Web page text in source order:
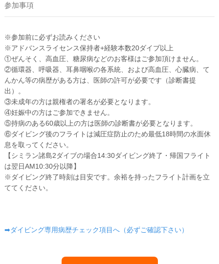
参加事項
※参加前に必ずお読みください
※アドバンスライセンス保持者+経験本数20ダイブ以上
①ぜんそく、高血圧、糖尿病などのお客様はご参加頂けません。
②循環器、呼吸器、耳鼻咽喉の各系統、および高血圧、心臓病、て
んかん等の病歴がある方は、医師の許可が必要です（診断書提
出）。
③未成年の方は親権者の署名が必要となります。
④妊娠中の方はご参加できません。
⑤持病のある60歳以上の方は医師の診断書が必要となります。
⑥ダイビング後のフライトは減圧症防止のため最低18時間の水面休
息を取ってください。
【シミラン諸島2ダイブの場合14:30ダイビング終了・帰国フライト
は翌日AM10:30分以降】
※ダイビング終了時刻は目安です。余裕を持ったフライト計画を立
ててください。
➡ダイビング専用病歴チェック項目へ（必ずご確認下さい）